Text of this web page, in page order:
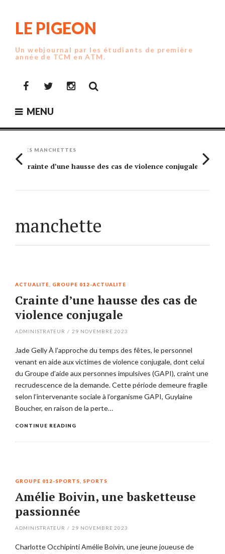
LE PIGEON
Un webjournal par les étudiants de première
année de TCM en ATM.
FacebookTwitterInstagram
MENU
LES MANCHETTES
Crainte d’une hausse des cas de violence conjugale
manchette
ACTUALITÉ GROUPE 012-ACTUALITÉ
Crainte d’une hausse des cas de
violence conjugale
ADMINISTRATEUR / 29 NOVEMBRE 2023
Jade Gelly À l’approche du temps des fêtes, le personnel
venant en aide aux victimes de violence conjugale, dont celui
du Groupe d’aide aux personnes impulsives (GAPI), craint une
recrudescence de la demande. Cette période demeure fragile
selon l’intervenante sociale à l’organisme GAPI, Guylaine
Boucher, en raison de la perte…
CONTINUE READING
GROUPE 012-SPORTS SPORTS
Amélie Boivin, une basketteuse
passionnée
ADMINISTRATEUR / 29 NOVEMBRE 2023
Charlotte Occhipinti Amélie Boivin, une jeune joueuse de